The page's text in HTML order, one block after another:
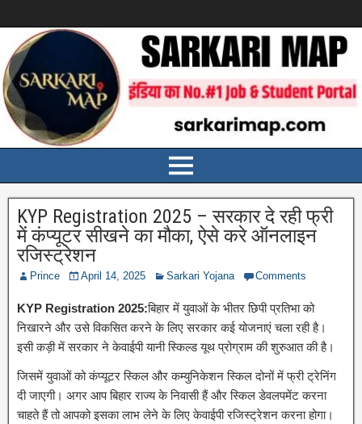
KYP Registration 2025 – सरकार दे रही फ्री
में कंप्यूटर सीखने का मौका, ऐसे करे ऑनलाइन
रजिस्ट्रेशन
Prince April 14, 2025 Sarkari Yojana Comments
KYP Registration 2025:बिहार में युवाओं के भीतर छिपी प्रतिभा को
निखारने और उसे विकसित करने के लिए सरकार कई योजनाएं चला रही है।
इसी कड़ी में सरकार ने केवाईपी यानी स्किल्ड यूथ प्रोग्राम की शुरुआत की है।
जिसमें युवाओं को कंप्यूटर स्किल और कम्युनिकेशन स्किल दोनों में फ्री ट्रेनिंग
दी जाएगी। अगर आप बिहार राज्य के निवासी हैं और स्किल डेवलपमेंट करना
चाहते हैं तो आपको इसका लाभ लेने के लिए केवाईपी रजिस्ट्रेशन करना होगा।